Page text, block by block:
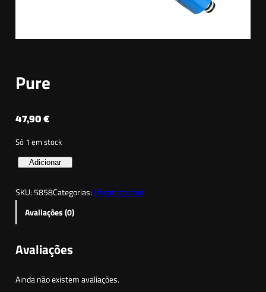
Pure
47,90 €
Só 1 em stock
Q
a
t
d
Adicionar
SKU: 5858Categorias:Uncategorized
Avaliações (0)
Avaliações
Ainda não existem avaliações.